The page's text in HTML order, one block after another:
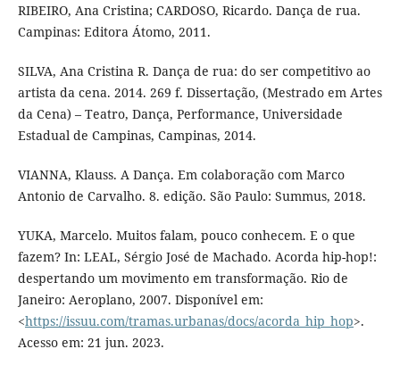
RIBEIRO, Ana Cristina; CARDOSO, Ricardo. Dança de rua.
Campinas: Editora Átomo, 2011.
SILVA, Ana Cristina R. Dança de rua: do ser competitivo ao
artista da cena. 2014. 269 f. Dissertação, (Mestrado em Artes
da Cena) – Teatro, Dança, Performance, Universidade
Estadual de Campinas, Campinas, 2014.
VIANNA, Klauss. A Dança. Em colaboração com Marco
Antonio de Carvalho. 8. edição. São Paulo: Summus, 2018.
YUKA, Marcelo. Muitos falam, pouco conhecem. E o que
fazem? In: LEAL, Sérgio José de Machado. Acorda hip-hop!:
despertando um movimento em transformação. Rio de
Janeiro: Aeroplano, 2007. Disponível em:
<https://issuu.com/tramas.urbanas/docs/acorda_hip_hop>.
Acesso em: 21 jun. 2023.